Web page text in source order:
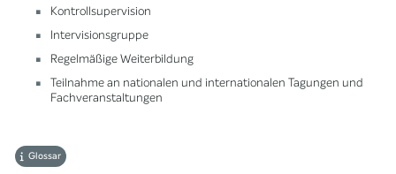
Kontrollsupervision
Intervisionsgruppe
Regelmäßige Weiterbildung
Teilnahme an nationalen und internationalen Tagungen und
Fachveranstaltungen
Glossar